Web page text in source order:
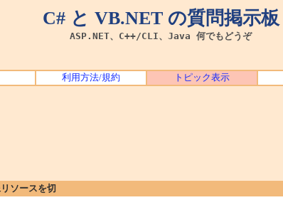
C# と VB.NET の質問掲示板
ASP.NET、C++/CLI、Java 何でもどうぞ
利用方法/規約 トピック表示
ソースを切